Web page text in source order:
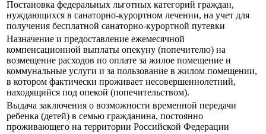
Постановка федеральных льготных категорий граждан,
нуждающихся в санаторно-курортном лечении, на учет для
получения бесплатной санаторно-курортной путевки
Назначение и предоставление ежемесячной
компенсационной выплаты опекуну (попечителю) на
возмещение расходов по оплате за жилое помещение и
коммунальные услуги и за пользование в жилом помещении,
в котором фактически проживает несовершеннолетний,
находящийся под опекой (попечительством).
Выдача заключения о возможности временной передачи
ребенка (детей) в семью гражданина, постоянно
проживающего на территории Российской Федерации